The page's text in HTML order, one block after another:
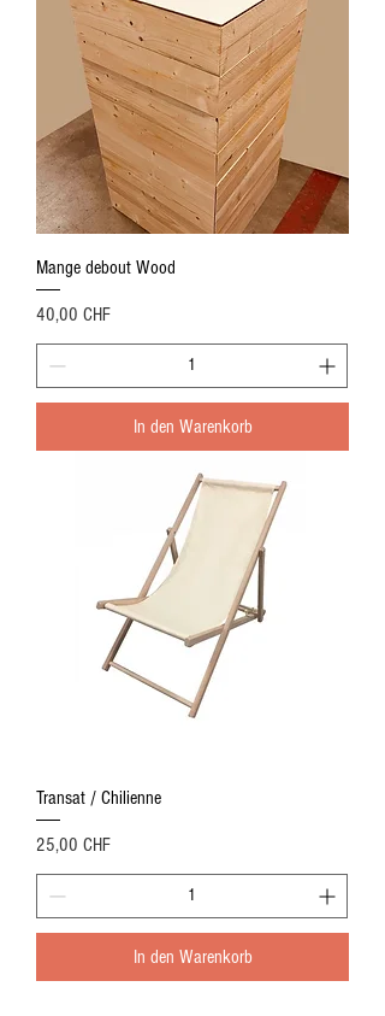
Mange debout Wood
Preis
40,00 CHF
In den Warenkorb
Transat / Chilienne
Preis
25,00 CHF
In den Warenkorb